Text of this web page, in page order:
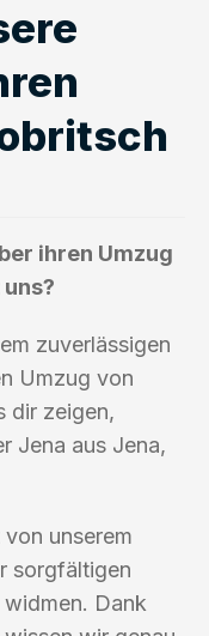
ihren Umzug
zuverlässigen
Umzug von
dir zeigen,
Jena aus Jena,
unserem
sorgfältigen
Dank